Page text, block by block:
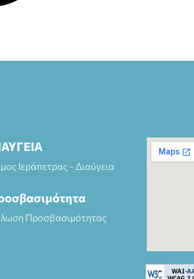
Ιεράπετρας - Διαύγεια
Προσβασιμότητας